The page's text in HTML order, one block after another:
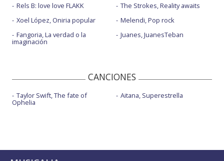
Rels B: love love FLAKK
Xoel López, Oniria popular
Fangoria, La verdad o la
imaginación
The Strokes, Reality awaits
Melendi, Pop rock
Juanes, JuanesTeban
CANCIONES
Taylor Swift, The fate of
Ophelia
Aitana, Superestrella